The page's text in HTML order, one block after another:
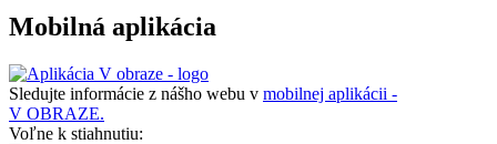
Mobilná aplikácia
Sledujte informácie z nášho webu v mobilnej aplikácii -
V OBRAZE.
Voľne k stiahnutiu: